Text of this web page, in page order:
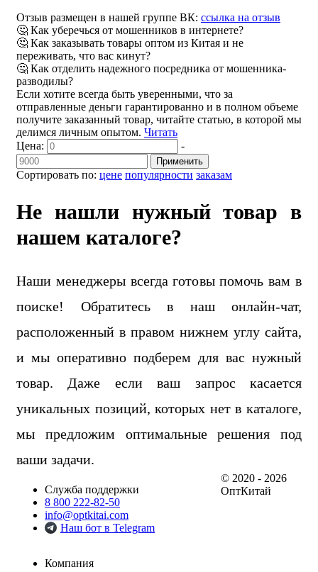
Отзыв размещен в нашей группе ВК: ссылка на отзыв
🤔 Как уберечься от мошенников в интернете?
🤔 Как заказывать товары оптом из Китая и не
переживать, что вас кинут?
🤔 Как отделить надежного посредника от мошенника-
разводилы?
Если хотите всегда быть уверенными, что за
отправленные деньги гарантированно и в полном объеме
получите заказанный товар, читайте статью, в которой мы
делимся личным опытом. Читать
Сортировать по: цене популярности заказам
Цена: -
Применить
Не нашли нужный товар в
нашем каталоге?
Наши менеджеры всегда готовы помочь вам в
поиске! Обратитесь в наш онлайн-чат,
расположенный в правом нижнем углу сайта,
и мы оперативно подберем для вас нужный
товар. Даже если ваш запрос касается
уникальных позиций, которых нет в каталоге,
мы предложим оптимальные решения под
ваши задачи.
Служба поддержки
8 800 222-82-50
info@optkitai.com
Наш бот в Telegram
Компания
© 2020 - 2026
ОптКитай